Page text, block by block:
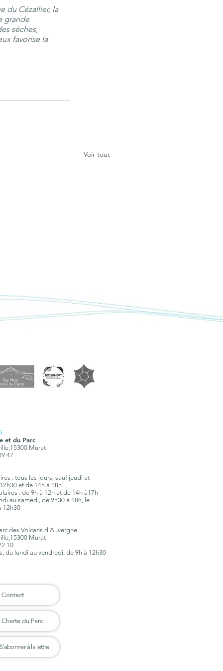
du Cézallier, la
grande
sèches,
favorise la
Voir tout
et du Parc
Murat
47
: tous les jours, sauf jeudi et
et de 14h à 18h
: de 9h à 12h et de 14h à17h
au samedi, de 9h30 à 18h, le
12h30
des Volcans d'Auvergne
Murat
10
du lundi au vendredi, de 9h à 12h30
Contact
Charte du Parc
S'abonner à la lettre